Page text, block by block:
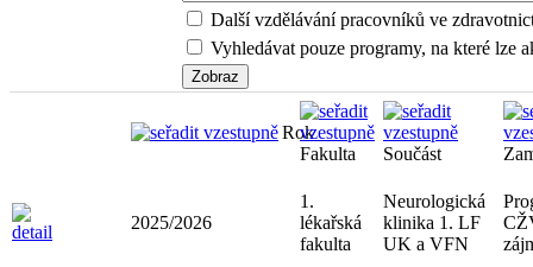
Další vzdělávání pracovníků ve
Vyhledávat pouze programy, na které lze
Rok
Fakulta
Součást
2025/2026
1.
lékařská
fakulta
Neurologická
klinika 1. LF
UK a VFN